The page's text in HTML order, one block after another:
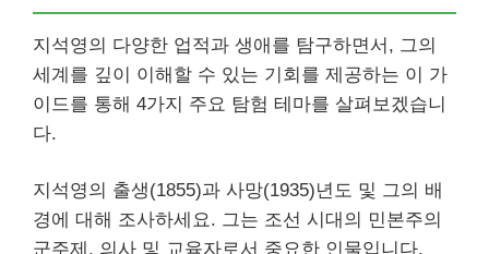
지석영의 다양한 업적과 생애를 탐구하면서, 그의
세계를 깊이 이해할 수 있는 기회를 제공하는 이 가
이드를 통해 4가지 주요 탐험 테마를 살펴보겠습니
다.
지석영의 출생(1855)과 사망(1935)년도 및 그의 배
경에 대해 조사하세요. 그는 조선 시대의 민본주의
군주제, 의사 및 교육자로서 중요한 인물입니다.